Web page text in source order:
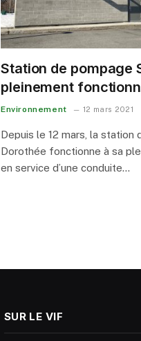
Station de pompage
pleinement
Environnement 12 mars 2021
Depuis le 12 mars, la station
Dorothée fonctionne à sa
en service d’une conduite…
SUR LE VIF